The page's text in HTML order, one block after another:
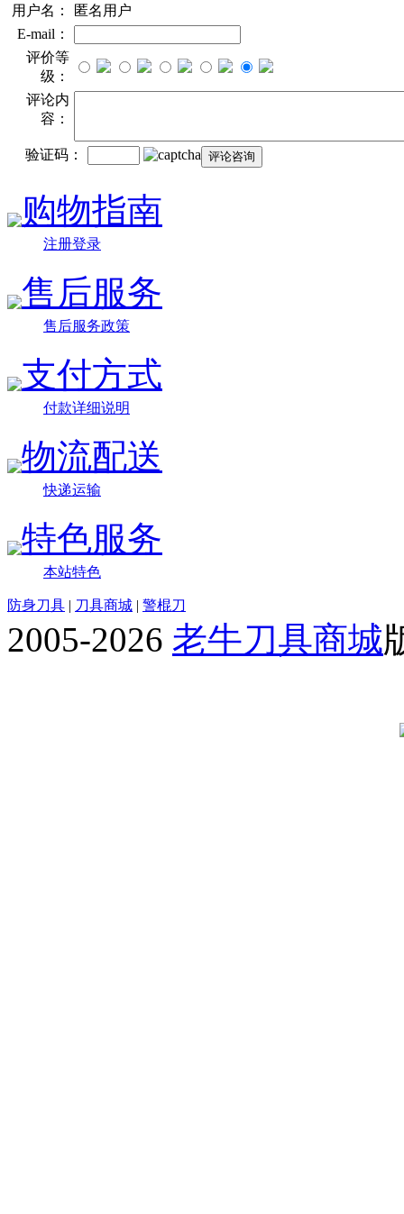
用户名：
匿名用户
E-mail：
评价等
级：
评论内
容：
验证码：
购物指南
注册登录
售后服务
售后服务政策
支付方式
付款详细说明
物流配送
快递运输
特色服务
本站特色
防身刀具 | 刀具商城 | 警棍刀
2005-2026 老牛刀具商城